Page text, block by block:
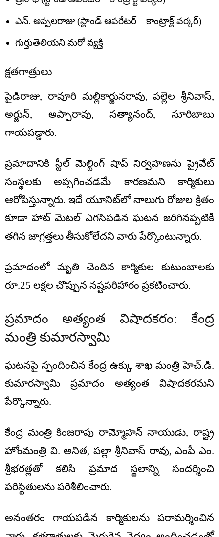
ఎన్. అప్పలరాజు (స్టాండ్ ఆపరేటర్ – కాంట్రాక్ట్ వర్కర్)
గుర్తుతెలియని మరో వ్యక్తి
క్షతగాత్రులు
పైడిరాజు, రావూరి మల్లికార్జునరావు, పల్లెల శ్రీనివాస్,
అర్జున్, అప్పారావు, సత్యానంద్, సూరిబాబు
గాయపడ్డారు.
ప్రమాదానికి స్టీల్ మెల్టింగ్ షాప్ నిర్వహణను ప్రైవేట్
సంస్థలకు అప్పగించడమే కారణమని కార్మికులు
ఆరోపిస్తున్నారు. ఇదే యూనిట్‌లో నాలుగు రోజుల క్రితం
కూడా హాట్ మెటల్ ఎగసిపడిన ఘటన జరిగినప్పటికీ
తగిన జాగ్రత్తలు తీసుకోలేదని వారు పేర్కొంటున్నారు.
ప్రమాదంలో మృతి చెందిన కార్మికుల కుటుంబాలకు
రూ.25 లక్షల చొప్పున నష్టపరిహారం ప్రకటించారు.
ప్రమాదం అత్యంత విషాదకరం: కేంద్ర
మంత్రి కుమారస్వామి
ఘటనపై స్పందించిన కేంద్ర ఉక్కు శాఖ మంత్రి హెచ్.డి.
కుమారస్వామి ప్రమాదం అత్యంత విషాదకరమని
పేర్కొన్నారు.
కేంద్ర మంత్రి కింజరాపు రామ్మోహన్ నాయుడు, రాష్ట్ర
హోంమంత్రి వి. అనిత, పల్లా శ్రీనివాస్ రావు, ఎంపీ ఎం.
శ్రీభరత్లతో కలిసి ప్రమాద స్థలాన్ని సందర్శించి
పరిస్థితులను పరిశీలించారు.
అనంతరం గాయపడిన కార్మికులను పరామర్శించిన